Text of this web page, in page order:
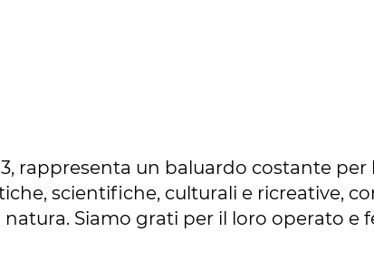
rappresenta un baluardo costante
scientifiche, culturali e ricreative,
Siamo grati per il loro operato e